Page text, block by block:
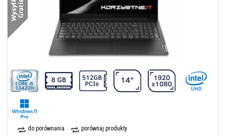
do porównania
porównaj produkty